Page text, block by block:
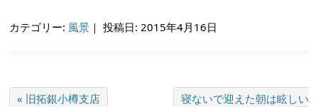
カテゴリー: 風景 ｜投稿日: 2015年4月16日
« 旧拓銀小樽支店
寝ないで迎えた朝は眩しい